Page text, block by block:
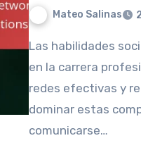
Mateo Salinas
Las habilidades sociales son cruciales para el avance
en la carrera
redes efectivas y
dominar estas
comunicarse…